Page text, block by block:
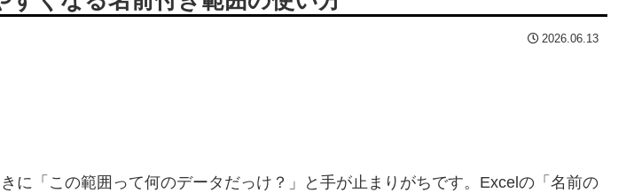
2026.06.13
に「この範囲って何のデータだっけ？」と手が止まりがちです。Excelの「名前の